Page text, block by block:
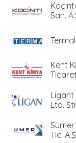
San.
Kent
Ligant
Ltd. Şti.
Tic.